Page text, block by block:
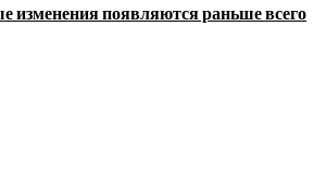
изменения появляются раньше всего